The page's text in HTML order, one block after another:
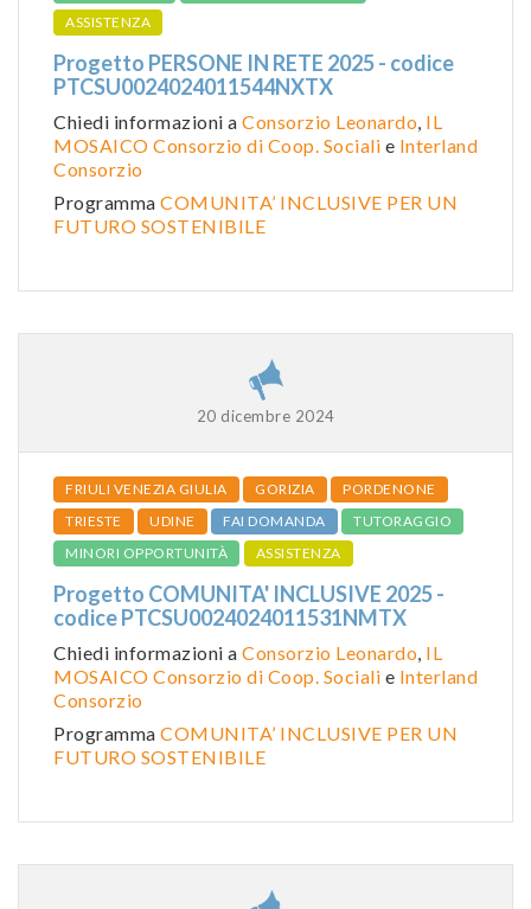
ASSISTENZA
Progetto PERSONE IN RETE 2025 - codice
PTCSU0024024011544NXTX
Chiedi informazioni a Consorzio Leonardo, IL
MOSAICO Consorzio di Coop. Sociali e Interland
Consorzio
Programma COMUNITA’ INCLUSIVE PER UN
FUTURO SOSTENIBILE
20 dicembre 2024
FRIULI VENEZIA GIULIA GORIZIA
PORDENONE
TRIESTE
UDINE FAI DOMANDA
TUTORAGGIO
MINORI OPPORTUNITÀ
ASSISTENZA
Progetto COMUNITA' INCLUSIVE 2025 -
codice PTCSU0024024011531NMTX
Chiedi informazioni a Consorzio Leonardo, IL
MOSAICO Consorzio di Coop. Sociali e Interland
Consorzio
Programma COMUNITA’ INCLUSIVE PER UN
FUTURO SOSTENIBILE